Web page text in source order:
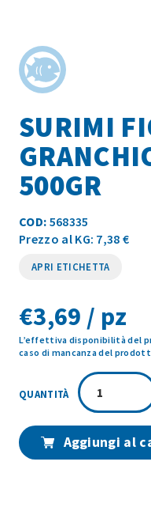
SURIMI
500GR
COD: 568335
Prezzo al KG: 7,38 €
APRI ETICHETTA
€3,69 / pz
L’effettiva disponibilità del
caso di mancanza del
SURIMI
FIOCCHI
GRANCHIO
B.F.
Aggiungi al